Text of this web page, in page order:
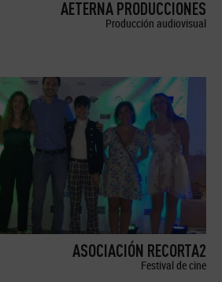
AETERNA PRODUCCIONES
Producción audiovisual
ASOCIACIÓN RECORTA2
Festival de cine